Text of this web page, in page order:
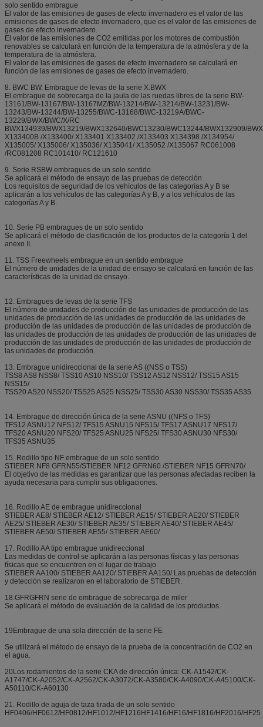
solo sentido embrague
El valor de las emisiones de gases de efecto invernadero es el valor de las
emisiones de gases de efecto invernadero, que es el valor de las emisiones de
gases de efecto invernadero.
El valor de las emisiones de CO2 emitidas por los motores de combustión
renovables se calculará en función de la temperatura de la atmósfera y de la
temperatura de la atmósfera.
El valor de las emisiones de gases de efecto invernadero se calculará en
función de las emisiones de gases de efecto invernadero.
8. BWC BW. Embrague de levas de la serie X.BWX
El embrague de sobrecarga de la jaula de las ruedas libres de la serie BW-
13161/BW-13167/BW-13167MZ/BW-13214/BW-13214/BW-13231/BW-
13243/BW-13244/BW-13255/BWC-13168/BWC-13219A/BWC-
13229/BWX/BWC/X/RC
BWX134939/BWX13219/BWX132640/BWC13230/BWC13244/BWX132909/
X133400B /X133400/ X133401 X133402 /X133403 X134398 /X134954/
X135005/ X135006/ X135036/ X135041/ X135052 /X135067 RC061008
/RC081208 RC101410/ RC121610
9. Serie RSBW embragues de un solo sentido
Se aplicará el método de ensayo de las pruebas de detección.
Los requisitos de seguridad de los vehículos de las categorías A y B se
aplicarán a los vehículos de las categorías A y B, y a los vehículos de las
categorías A y B.
10. Serie PB embragues de un solo sentido
Se aplicará el método de clasificación de los productos de la categoría 1 del
anexo II.
11. TSS Freewheels embrague en un sentido embrague
El número de unidades de la unidad de ensayo se calculará en función de las
características de la unidad de ensayo.
12. Embragues de levas de la serie TFS
El número de unidades de producción de las unidades de producción de las
unidades de producción de las unidades de producción de las unidades de
producción de las unidades de producción de las unidades de producción de
las unidades de producción de las unidades de producción de las unidades de
producción de las unidades de producción de las unidades de producción de
las unidades de producción.
13. Embrague unidireccional de la serie AS ((NSS o TSS)
TSS8 AS8 NSS8/ TSS10 AS10 NSS10/ TSS12 AS12 NSS12/ TSS15 AS15
NSS15/
TSS20 AS20 NSS20/ TSS25 AS25 NSS25/ TSS30 AS30 NSS30/ TSS35 AS35
14. Embrague de dirección única de la serie ASNU ((NFS o TFS)
TFS12 ASNU12 NFS12/ TFS15 ASNU15 NFS15/ TFS17 ASNU17 NFS17/
TFS20 ASNU20 NFS20/ TFS25 ASNU25 NFS25/ TFS30 ASNU30 NFS30/
TFS35 ASNU35
15. Rodillo tipo NF embrague de un solo sentido
STIEBER NF8 GFRN55/STIEBER NF12 GFRN60 /STIEBER NF15 GFRN70/
El objetivo de las medidas es garantizar que las personas afectadas reciben la
ayuda necesaria para cumplir sus obligaciones.
16. Rodillo AE de embrague unidireccional
STIEBER AE8/ STIEBER AE12/ STIEBER AE15/ STIEBER AE20/ STIEBER
AE25/ STIEBER AE30/ STIEBER AE35/ STIEBER AE40/ STIEBER AE45/
STIEBER AE50/ STIEBER AE55/ STIEBER AE60/
17. Rodillo AA tipo embrague unidireccional
Las medidas de control se aplicarán a las personas físicas y las personas
físicas que se encuentren en el lugar de trabajo.
STIEBER AA100/ STIEBER AA120/ STIEBER AA150/ Las pruebas de detección
y detección se realizaron en el laboratorio de STIEBER.
18.GFRGFRN serie de embrague de sobrecarga de miler
Se aplicará el método de evaluación de la calidad de los productos.
19Embrague de una sola dirección de la serie FE
Se utilizará el método de ensayo de la prueba de la concentración de CO2 en
el agua.
20Los rodamientos de la serie CKA de dirección única: CK-A1542/CK-
A1747/CK-A2052/CK-A2562/CK-A3072/CK-A3580/CK-A4090/CK-A45100/CK-
A50110/CK-A60130
21. Rodillo de aguja de taza tirada de un solo sentido
HF0406/HF0612/HF0812/HF1012/HF1216HF1416/HF16/HF1816/HF2016/HF25